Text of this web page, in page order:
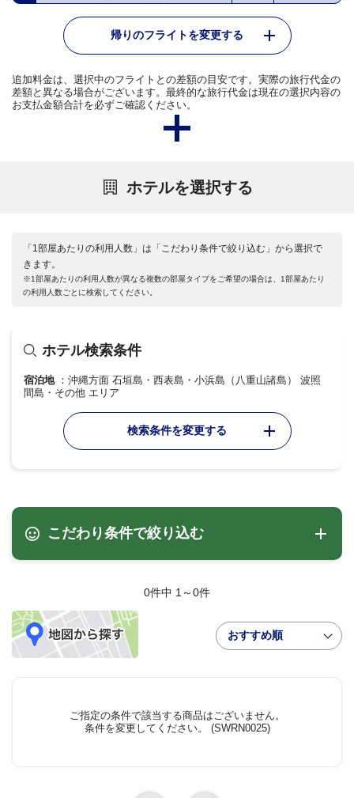
帰りのフライトを変更する
追加料金は、選択中のフライトとの差額の目安です。実際の旅行代金の
差額と異なる場合がございます。最終的な旅行代金は現在の選択内容の
お支払金額合計を必ずご確認ください。
ホテルを選択する
「1部屋あたりの利用人数」は「こだわり条件で絞り込む」から選択で
きます。
※1部屋あたりの利用人数が異なる複数の部屋タイプをご希望の場合は、1部屋あたり
の利用人数ごとに検索してください。
ホテル検索条件
宿泊地
沖縄方面 石垣島・西表島・小浜島（八重山諸島） 波照
間島・その他 エリア
検索条件を変更する
こだわり条件で絞り込む
0件中 1～0件
おすすめ順
ご指定の条件で該当する商品はございません。
条件を変更してください。 (SWRN0025)